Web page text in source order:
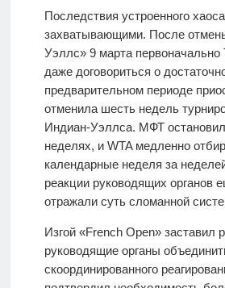
Последствия устроенного
захватывающими. После
Уэллс» 9 марта первоначально
даже договориться о
предварительном периоде
отменила шесть недель
Индиан-Уэллса. МФТ
неделях, и WTA медленно
календарные неделя за
реакции руководящих органов
отражали суть сломанной
Изгой «French Open» заставил
руководящие органы
скоординированного